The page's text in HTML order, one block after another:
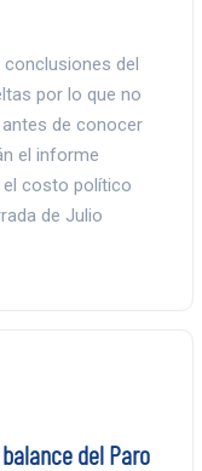
del
por lo que no
de conocer
el informe
el costo político
de Julio
del Paro